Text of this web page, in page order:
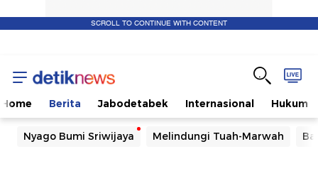
SCROLL TO CONTINUE WITH CONTENT
Home Berita Jabodetabek Internasional Hukum
Nyago Bumi Sriwijaya Melindungi Tuah-Marwah